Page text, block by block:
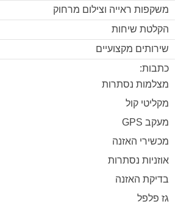
משקפות ראייה וצילום מרחוק
הקלטת שיחות
שירותים מקצועיים
כתבות:
מצלמות נסתרות
מקליטי קול
מעקב GPS
מכשירי האזנה
אוזניות נסתרות
בדיקת האזנה
גז פלפל